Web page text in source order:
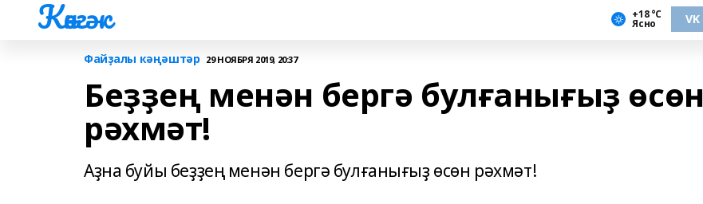
Көнгәк +18 °С
Ясно VK
Файҙалы кәңәштәр 29 НОЯБРЯ 2019, 20:37
Беҙҙең менән бергә булғанығыҙ өсөн
рәхмәт!
Аҙна буйы беҙҙең менән бергә булғанығыҙ өсөн рәхмәт!